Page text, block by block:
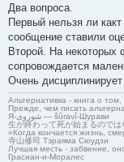
Два вопроса.
Первый нельзя ли
сообщение ставили
Второй. На
сопровождается
Очень дисциплинирует
Альтернативка - книга о
Прежде, чем писать
Я-شوروی — šûravî-Шурави
生が終わって死が始まるのでは
«Когда кончается жизнь,
寺山修司 Тэраяма Сюудзи
Лучшая месть - забвение,
Грасиан-и-Моралес